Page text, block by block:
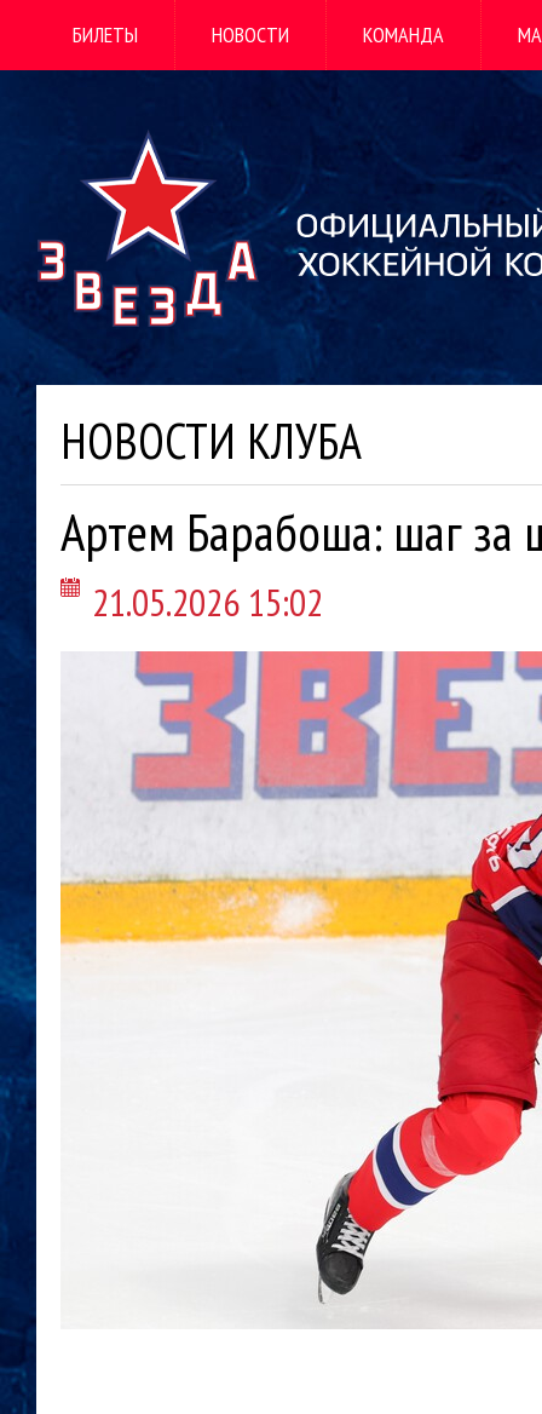
БИЛЕТЫ НОВОСТИ КОМАНДА
НОВОСТИ КЛУБА
Артем Барабоша: шаг за
21.05.2026 15:02